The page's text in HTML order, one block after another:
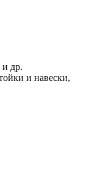
др.
и навески,